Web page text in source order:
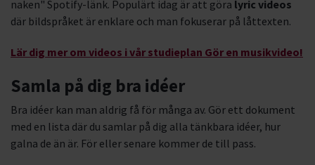
naken" Spotify-länk. Populärt idag är att göra lyric videos
där bildspråket är enklare och man fokuserar på låttexten.
Lär dig mer om videos i vår studieplan Gör en musikvideo!
Samla på dig bra idéer
Bra idéer kan man aldrig få för många av. Gör ett dokument
med en lista där du samlar på dig alla tänkbara idéer, hur
galna de än är. För eller senare kommer de till pass.